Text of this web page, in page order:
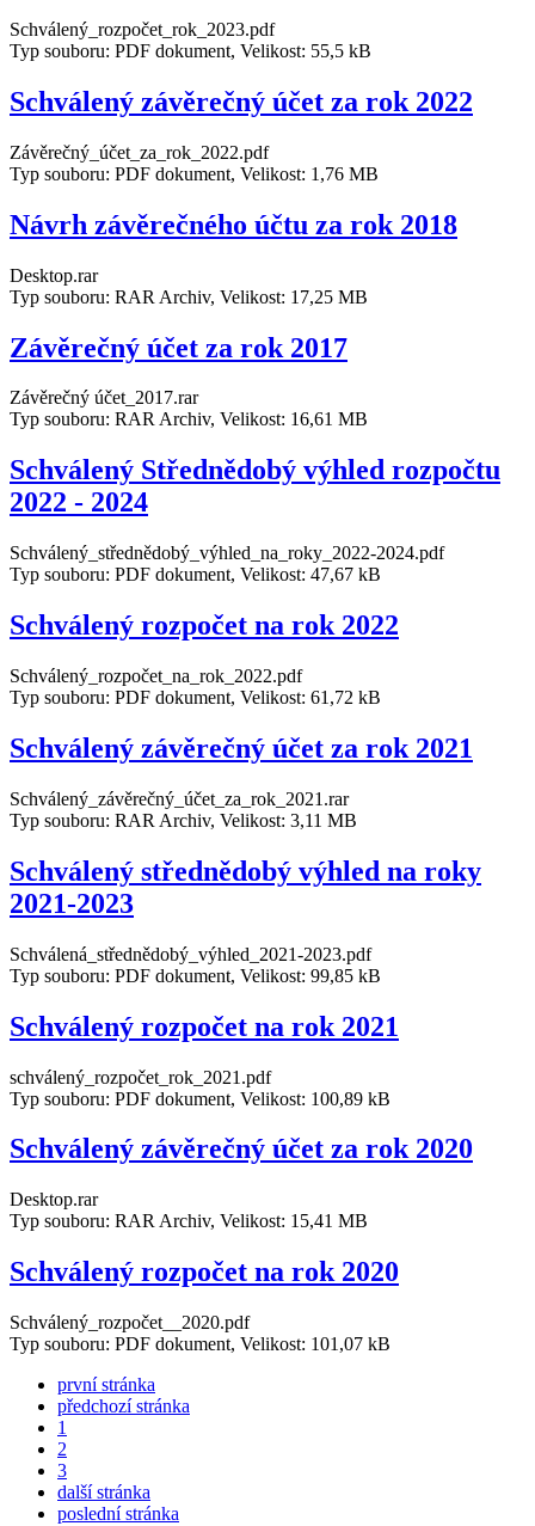
Schválený_rozpočet_rok_2023.pdf
Typ souboru: PDF dokument, Velikost: 55,5 kB
Schválený závěrečný účet za rok 2022
Závěrečný_účet_za_rok_2022.pdf
Typ souboru: PDF dokument, Velikost: 1,76 MB
Návrh závěrečného účtu za rok 2018
Desktop.rar
Typ souboru: RAR Archiv, Velikost: 17,25 MB
Závěrečný účet za rok 2017
Závěrečný účet_2017.rar
Typ souboru: RAR Archiv, Velikost: 16,61 MB
Schválený Střednědobý výhled rozpočtu
2022 - 2024
Schválený_střednědobý_výhled_na_roky_2022-2024.pdf
Typ souboru: PDF dokument, Velikost: 47,67 kB
Schválený rozpočet na rok 2022
Schválený_rozpočet_na_rok_2022.pdf
Typ souboru: PDF dokument, Velikost: 61,72 kB
Schválený závěrečný účet za rok 2021
Schválený_závěrečný_účet_za_rok_2021.rar
Typ souboru: RAR Archiv, Velikost: 3,11 MB
Schválený střednědobý výhled na roky
2021-2023
Schválená_střednědobý_výhled_2021-2023.pdf
Typ souboru: PDF dokument, Velikost: 99,85 kB
Schválený rozpočet na rok 2021
schválený_rozpočet_rok_2021.pdf
Typ souboru: PDF dokument, Velikost: 100,89 kB
Schválený závěrečný účet za rok 2020
Desktop.rar
Typ souboru: RAR Archiv, Velikost: 15,41 MB
Schválený rozpočet na rok 2020
Schválený_rozpočet__2020.pdf
Typ souboru: PDF dokument, Velikost: 101,07 kB
první stránka
předchozí stránka
1
2
3
další stránka
poslední stránka